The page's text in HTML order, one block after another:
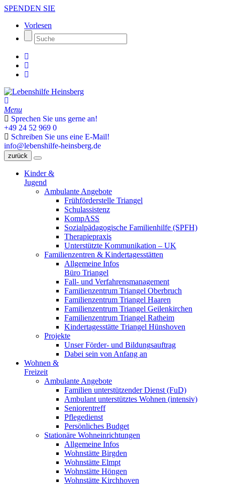
SPENDEN SIE
Vorlesen
Menu
Sprechen Sie uns gerne an!
+49 24 52 969 0
Schreiben Sie uns eine E-Mail!
info@lebenshilfe-heinsberg.de
zurück
Kinder &
Jugend
Ambulante Angebote
Frühförderstelle Triangel
Schulassistenz
KompASS
Sozialpädagogische Familienhilfe (SPFH)
Therapiepraxis
Unterstützte Kommunikation – UK
Familienzentren & Kindertagesstätten
Allgemeine Infos
Büro Triangel
Fall- und Verfahrensmanagement
Familienzentrum Triangel Oberbruch
Familienzentrum Triangel Haaren
Familienzentrum Triangel Geilenkirchen
Familienzentrum Triangel Ratheim
Kindertagesstätte Triangel Hünshoven
Projekte
Unser Förder- und Bildungsauftrag
Dabei sein von Anfang an
Wohnen &
Freizeit
Ambulante Angebote
Familien unterstützender Dienst (FuD)
Ambulant unterstütztes Wohnen (intensiv)
Seniorentreff
Pflegedienst
Persönliches Budget
Stationäre Wohneinrichtungen
Allgemeine Infos
Wohnstätte Birgden
Wohnstätte Elmpt
Wohnstätte Höngen
Wohnstätte Kirchhoven